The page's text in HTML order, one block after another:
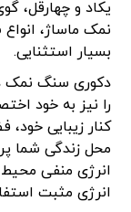
یکاد و
نمک ماساژ، انواع
بسیار استثنایی.
دکوری سنگ نمک
را نیز به خود
کنار زیبایی
محل زندگی شما
انرژی منفی محیط
انرژی مثبت